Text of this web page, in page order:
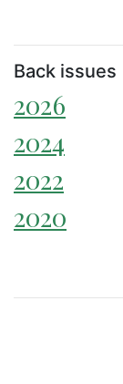
Back issues
2026
2024
2022
2020